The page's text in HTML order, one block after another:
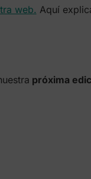
web. Aquí
próxima